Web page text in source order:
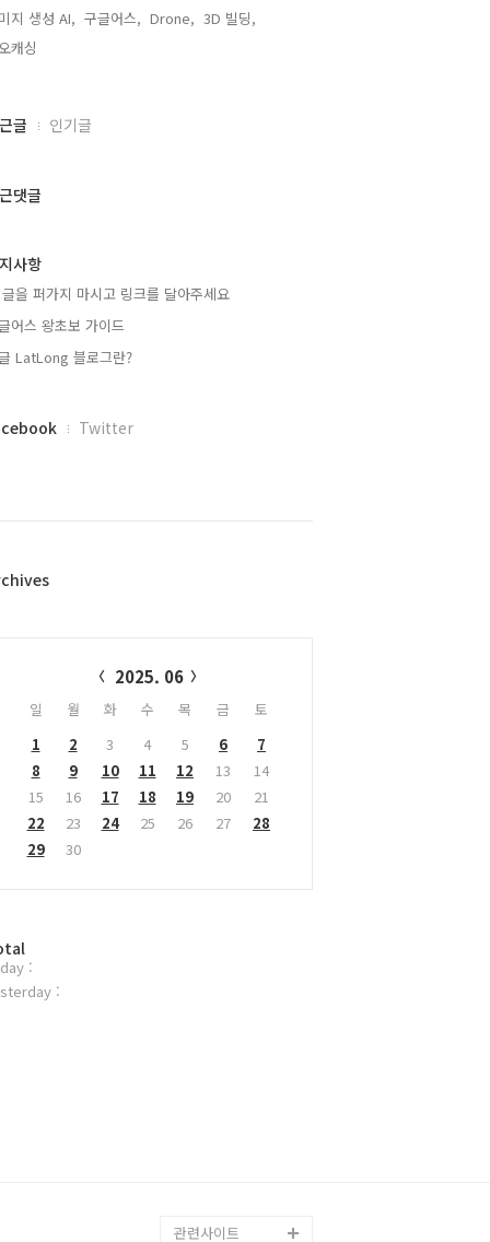
지 생성 AI, 구글어스, Drone, 3D 빌딩,
캐싱,
글 인기글
댓글
사항
을 퍼가지 마시고 링크를 달아주세요
어스 왕초보 가이드
LatLong 블로그란?
Twitter
2025. 06
일 월 화 수 목 금
토
1
2 3 4 5 6
7
8
9 10 11 12 13
14
15
16 17 18 19 20
21
22
23 24 25 26 27
28
29
30
:
:
관련사이트